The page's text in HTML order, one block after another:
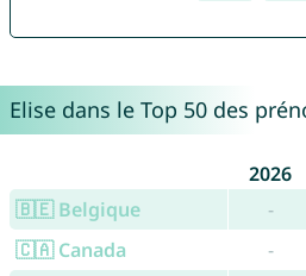
Elise dans le Top 50 des
2026
🇧🇪 Belgique
-
🇨🇦 Canada
-